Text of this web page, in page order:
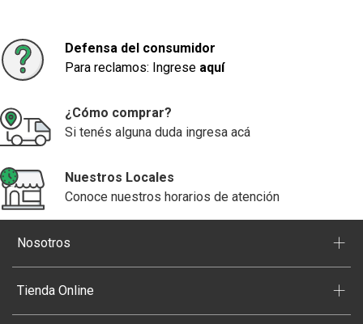
Defensa del consumidor
Para reclamos: Ingrese aquí
¿Cómo comprar?
Si tenés alguna duda ingresa acá
Nuestros Locales
Conoce nuestros horarios de atención
Nosotros +
Tienda Online +